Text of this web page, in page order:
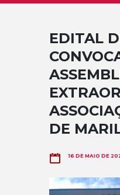
EDITAL
DE
16 DE MAIO DE